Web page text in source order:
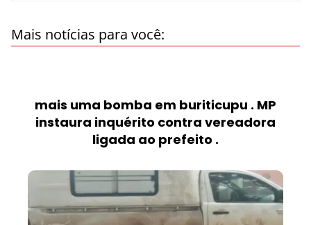
Mais notícias para você:
mais uma bomba em buriticupu . MP
instaura inquérito contra vereadora
ligada ao prefeito .